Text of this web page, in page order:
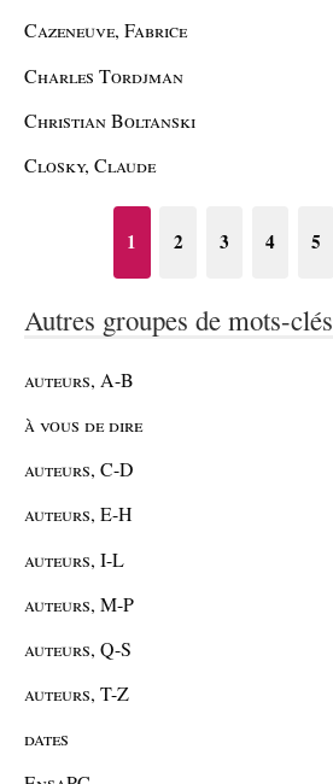
Cazeneuve, Fabrice
Charles Tordjman
Christian Boltanski
Closky, Claude
1 2 3 4 5
Autres groupes de mots-clés
auteurs, A-B
à vous de dire
auteurs, C-D
auteurs, E-H
auteurs, I-L
auteurs, M-P
auteurs, Q-S
auteurs, T-Z
dates